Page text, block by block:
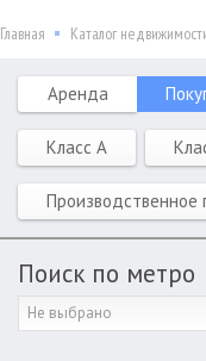
Главная Каталог
Аренда
Класс A
Производственное
Поиск по метро
Не выбрано